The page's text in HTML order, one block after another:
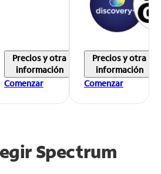
Precios y otra
información
Comenzar
Precios y otra
información
Comenzar
Spectrum